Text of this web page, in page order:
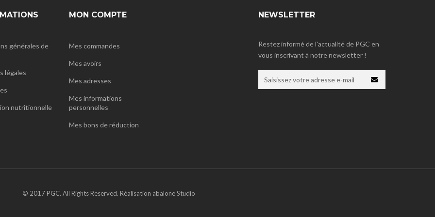
générales de
légales
nutritionnelle
MON COMPTE
Mes commandes
Mes avoirs
Mes adresses
Mes informations
personnelles
Mes bons de réduction
NEWSLETTER
Restez informé de l'actualité de PGC en
vous inscrivant à notre newsletter !
© 2017 PGC. All Rights Reserved. Réalisation abalone Studio